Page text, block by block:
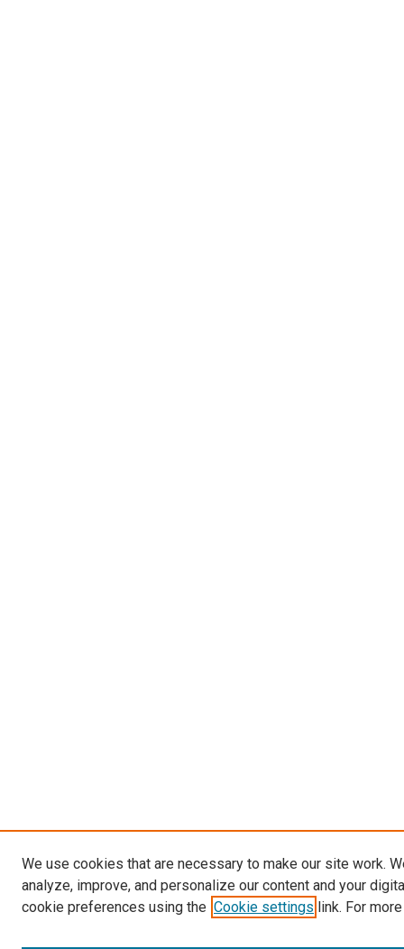
We use cookies that are necessary to make our site work.
analyze, improve, and personalize our content and your
cookie preferences using the Cookie settings link. For